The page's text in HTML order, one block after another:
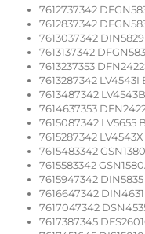
7612737342
7612837342
7613037342
7613137342
7613237353
7613287342 LV4543I
7613487342
7614637353
7615087342 LV5655
7615287342
7615483342
7615583342
7615947342
7616647342
7617047342
7617387345